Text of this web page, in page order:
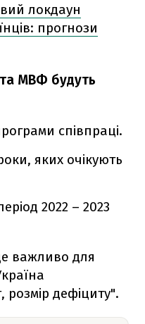
локдаун
прогнози
МВФ будуть
співпраці.
яких очікують
2022 – 2023
важливо для
дефіциту".